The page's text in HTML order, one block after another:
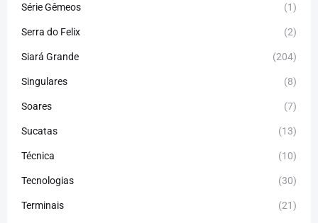
Série Gêmeos (1)
Serra do Felix (2)
Siará Grande (204)
Singulares (8)
Soares (7)
Sucatas (13)
Técnica (10)
Tecnologias (30)
Terminais (21)